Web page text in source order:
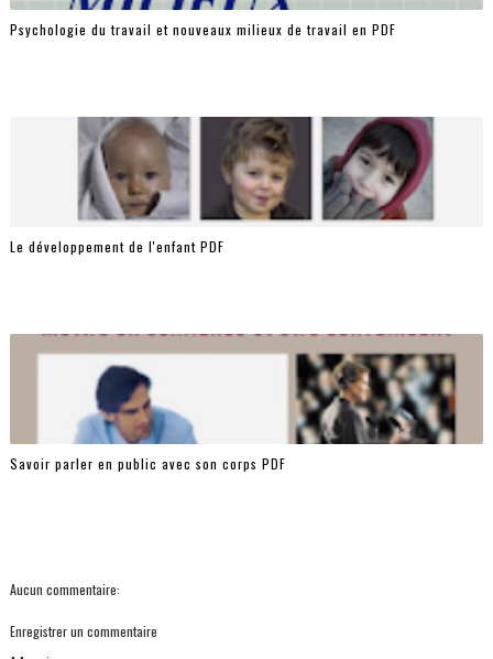
Psychologie du travail et nouveaux milieux de travail en PDF
Le développement de l'enfant PDF
Savoir parler en public avec son corps PDF
Aucun commentaire:
Enregistrer un commentaire